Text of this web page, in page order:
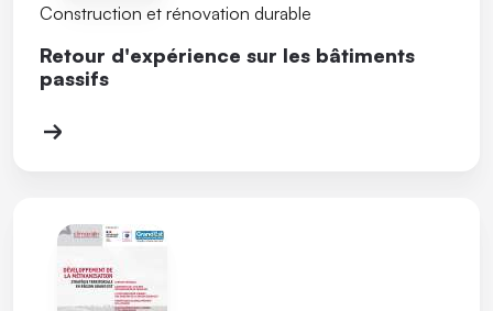
Construction et rénovation durable
Retour d'expérience sur les bâtiments
passifs